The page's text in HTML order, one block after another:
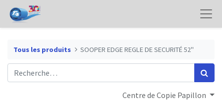
Tous les produits SOOPER EDGE REGLE DE SECURITÉ 52"
Centre de Copie Papillon